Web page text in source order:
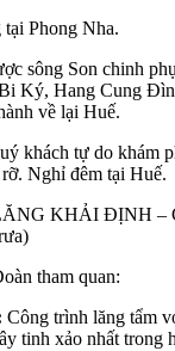
Phong Nha.
sông Son chinh
Ký, Hang Cung
về lại Huế.
khách tự do khám
Nghỉ đêm tại Huế.
KHẢI ĐỊNH –
tham quan:
Công trình lăng tẩm
tinh xảo nhất trong